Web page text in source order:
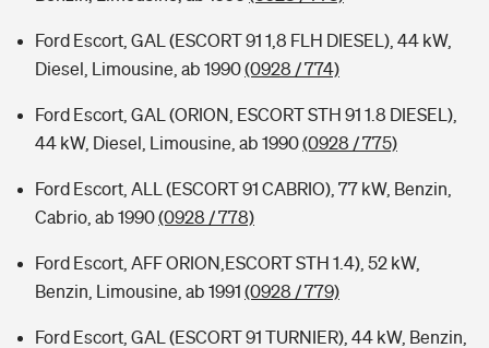
Ford Escort, GAL (ESCORT 91 1,8 FLH DIESEL), 44 kW,
Diesel, Limousine, ab 1990(0928 / 774)
Ford Escort, GAL (ORION, ESCORT STH 91 1.8 DIESEL),
44 kW, Diesel, Limousine, ab 1990(0928 / 775)
Ford Escort, ALL (ESCORT 91 CABRIO), 77 kW, Benzin,
Cabrio, ab 1990(0928 / 778)
Ford Escort, AFF ORION,ESCORT STH 1.4), 52 kW,
Benzin, Limousine, ab 1991 (0928 / 779)
Ford Escort, GAL (ESCORT 91 TURNIER), 44 kW, Benzin,